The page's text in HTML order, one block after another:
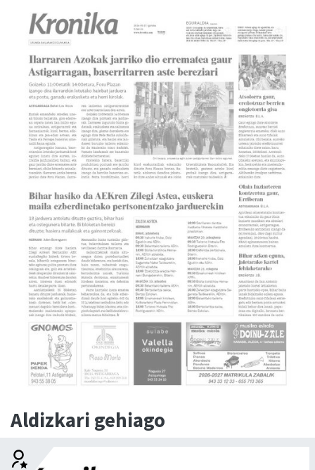
Aldizkari gehiago